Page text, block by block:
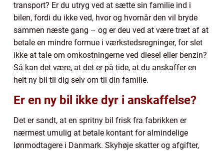
transport? Er du utryg ved at sætte sin familie ind i
bilen, fordi du ikke ved, hvor og hvornår den vil bryde
sammen næste gang – og er deu ved at være træt af at
betale en mindre formue i værkstedsregninger, for slet
ikke at tale om omkostningerne ved diesel eller benzin?
Så kan det være, at det er på tide, at du anskaffer en
helt ny bil til dig selv om til din familie.
Er en ny bil ikke dyr i anskaffelse?
Det er sandt, at en spritny bil frisk fra fabrikken er
nærmest umulig at betale kontant for almindelige
lønmodtagere i Danmark. Skyhøje skatter og afgifter,